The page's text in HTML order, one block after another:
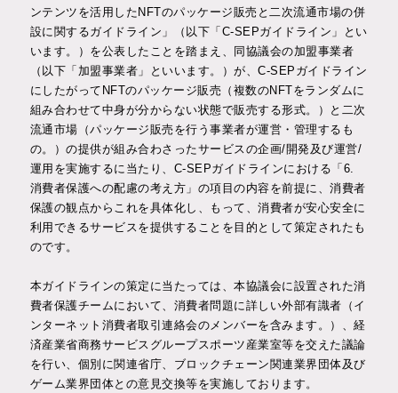
インタビュー
お問い合わせ 入会申込み
JP EN
ンテンツを活用したNFTのパッケージ販売と二次流通市場の併
設に関するガイドライン」（以下「C-SEPガイドライン」とい
います。）を公表したことを踏まえ、同協議会の加盟事業者
（以下「加盟事業者」といいます。）が、C-SEPガイドライン
にしたがってNFTのパッケージ販売（複数のNFTをランダムに
組み合わせて中身が分からない状態で販売する形式。）と二次
流通市場（パッケージ販売を行う事業者が運営・管理するも
の。）の提供が組み合わさったサービスの企画/開発及び運営/
運用を実施するに当たり、C-SEPガイドラインにおける「6.
消費者保護への配慮の考え方」の項目の内容を前提に、消費者
保護の観点からこれを具体化し、もって、消費者が安心安全に
利用できるサービスを提供することを目的として策定されたも
のです。
本ガイドラインの策定に当たっては、本協議会に設置された消
費者保護チームにおいて、消費者問題に詳しい外部有識者（イ
ンターネット消費者取引連絡会のメンバーを含みます。）、経
済産業省商務サービスグループスポーツ産業室等を交えた議論
を行い、個別に関連省庁、ブロックチェーン関連業界団体及び
ゲーム業界団体との意見交換等を実施しております。